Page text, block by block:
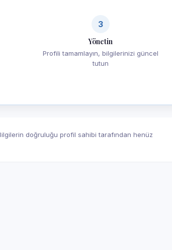
3
Yönetin
Profili tamamlayın, bilgilerinizi güncel
tutun
doğruluğu profil sahibi tarafından henüz